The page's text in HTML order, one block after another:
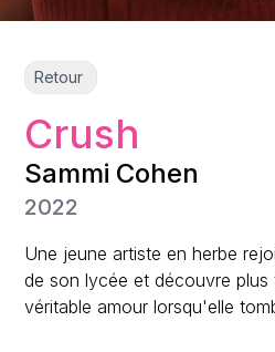
Retour
Crush
Sammi Cohen
2022
Une jeune artiste en herbe
de son lycée et découvre plus
véritable amour lorsqu'elle